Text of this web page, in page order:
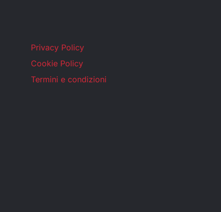
Privacy Policy
Cookie Policy
Termini e condizioni